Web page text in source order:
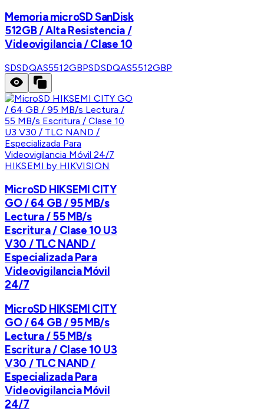
Memoria microSD SanDisk
512GB / Alta Resistencia /
Videovigilancia / Clase 10
SDSDQAS5512GBPSDSDQAS5512GBP
HIKSEMI by HIKVISION
MicroSD HIKSEMI CITY
GO / 64 GB / 95 MB/s
Lectura / 55 MB/s
Escritura / Clase 10 U3
V30 / TLC NAND /
Especializada Para
Videovigilancia Móvil
24/7
MicroSD HIKSEMI CITY
GO / 64 GB / 95 MB/s
Lectura / 55 MB/s
Escritura / Clase 10 U3
V30 / TLC NAND /
Especializada Para
Videovigilancia Móvil
24/7